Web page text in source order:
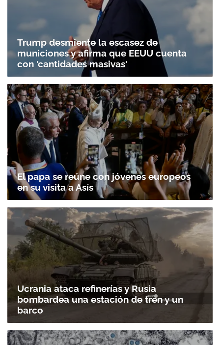
Trump desmiente la escasez de
municiones y afirma que EEUU cuenta
con 'cantidades masivas'
El papa se reúne con jóvenes europeos
en su visita a Asís
Ucrania ataca refinerías y Rusia
bombardea una estación de tren y un
barco